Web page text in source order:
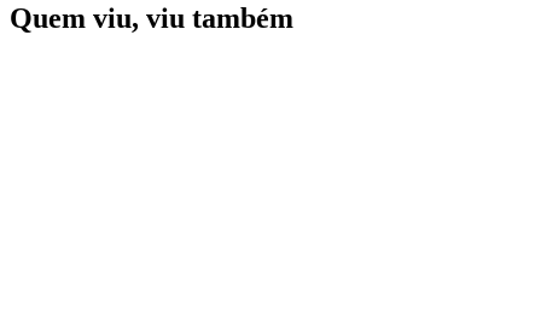
Quem viu, viu também